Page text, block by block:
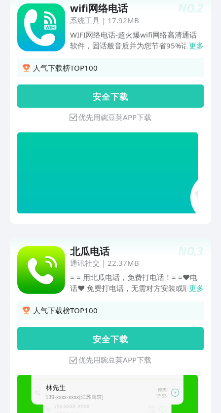
加密，防止打电话监听、电话录音、可设
无痕拨打，防查找防追踪；【信誉电话】
国内知名通讯公司出品，11年品牌，信
誉保障，支持话费转移，延期，不满意退
款，服务体验无可挑剔，口碑业内至佳；
【绿色电话】5G电话率先通过互联网安
色无插件，请放心下载使用；5G网络电
话适合什么人使用：凡是对打电话隐私、
安全、资费、通话品质有需求的都适合，
特别是电销、业务、各行销售、微商、外
NO.2
wifi网络电话
系统工具| 17.92MB
WIFI网络电话-超火爆wifi网络高清通话
软件，固话般音质并为您节省95%话费，
私、能突破手机黑名单的网络电话电话，
单，轻松实现快速拨号、高清语音、隐私
加密等功能！wifi电话优势：【免费电
话】有网络就能任意打全球电话，对方无
需安装，高清通话质量媲美三大运营商！
【智能拨打】虚拟小号，变号电话，号码
有包打套餐，1元打一天，省钱且能隐藏
号码给TA意外惊喜噢；【信赖保障】13
年品牌沉淀，2.9亿人的共同选择，良好
更多
人气下载榜TOP100
安 全 下 载
优先用豌豆荚APP下载
NO.3
北瓜电话
通讯社交 | 22.37MB
= = 用北瓜电话，免费打电话！= =❤电
话❤ 免费打电话，无需对方安装或联
技术，保证高清通话！❤❤海量等你拿，
费拨打电话，手机停机、被拉黑也能打，
无需消耗手机话费！➋—免费时长送注
册、签到、抽奖、月赠、活动等等每天免
费领时长，不清零哦~➌—电话录音重要
电话一键录音，一键导出，十分便捷~➍
—流量消耗少北瓜电话采用智能拨号方
式，打电话几乎不用流量，手机网络也能
更多
人气下载榜TOP100
安 全 下 载
优先用豌豆荚APP下载